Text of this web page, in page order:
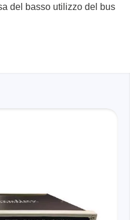
del basso utilizzo del bus